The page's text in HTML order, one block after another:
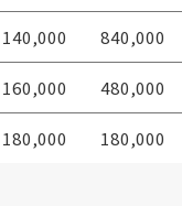
140,000 840,000
160,000 480,000
180,000 180,000